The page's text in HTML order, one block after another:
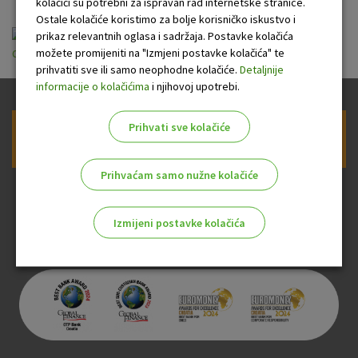
opci_uvjeti_pruzanja_usluge_platnog_prometa.pdf
Prijava na newsletter OTP banke
Ostale kolačiće koristimo za bolje korisničko iskustvo i
prikaz relevantnih oglasa i sadržaja. Postavke kolačića
možete promijeniti na "Izmjeni postavke kolačića" te
prihvatiti sve ili samo neophodne kolačiće. Detaljnije
informacije o kolačićima i njihovoj upotrebi.
Prihvati sve kolačiće
Prihvaćam samo nužne kolačiće
Izmijeni postavke kolačića